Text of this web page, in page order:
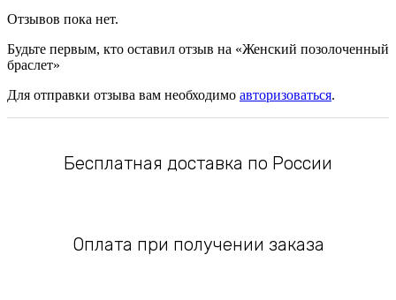
Отзывов пока нет.
Будьте первым, кто оставил отзыв на «Женский позолоченный
браслет»
Для отправки отзыва вам необходимо авторизоваться.
Бесплатная доставка по России
Оплата при получении заказа